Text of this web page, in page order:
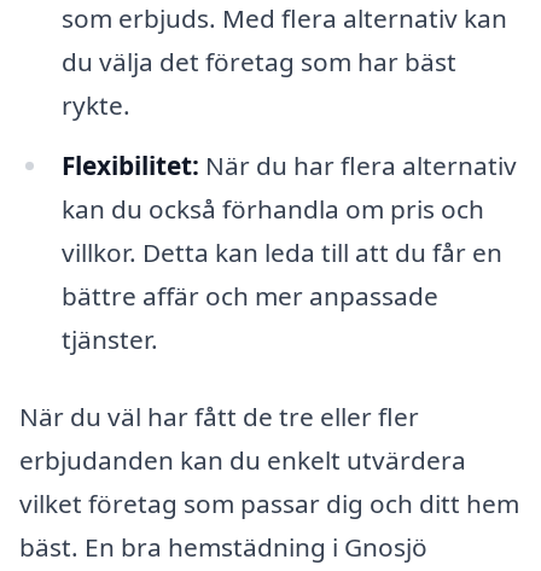
som erbjuds. Med flera alternativ kan
du välja det företag som har bäst
rykte.
Flexibilitet: När du har flera alternativ
kan du också förhandla om pris och
villkor. Detta kan leda till att du får en
bättre affär och mer anpassade
tjänster.
När du väl har fått de tre eller fler
erbjudanden kan du enkelt utvärdera
vilket företag som passar dig och ditt hem
bäst. En bra hemstädning i Gnosjö